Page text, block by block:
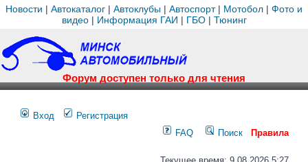
Новости | Автокаталог | Автоклубы | Автоспорт| Мотобол | Фото и
видео| Информация ГАИ | ГБО| Тюнинг
Форум доступен только для чтения
Вход
Регистрация
FAQ
Поиск Правила